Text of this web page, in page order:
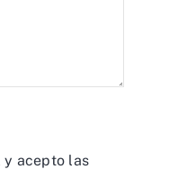
y acepto las